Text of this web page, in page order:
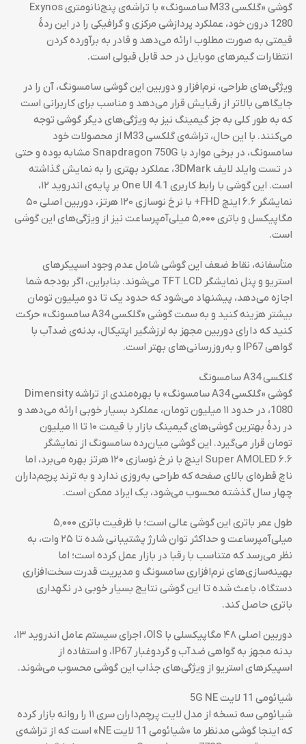
گوشی «گلکسی M33 سامسونگ» با تراشه‌ی پنج‌نانومتری Exynos
1280 درون خود، عملکرد پردازشی مرکزی و گرافیکی را در این ردهٔ
قیمتی به صورت مطلوب ارائه می‌دهد و قادر به برآورده کردن
انتظارات گیمرهای موبایل در حد قابل قبولی است.
ویژگی‌های طراحی، نرم‌افزار و دوربین این گوشی سامسونگ، آن را در
جایگاهی بالاتر از رقبایش قرار می‌دهد و مناسب برای کاربرانی است
که به طور کلی به جز گیمینگ نیز به ویژگی‌های دیگر گوشی توجه
می‌کنند. با این حال، تراشه‌ی گلکسی M33 از محصولات خود
سامسونگ، در برخی موارد با Snapdragon 750G مشابه بوده و حتی
در تست وایلد لایف 3DMark، عملکرد بهتری را به نمایش گذاشته
است. این گوشی با رابط کاربری One UI 4.1 بر پایه‌ی اندروید ۱۲،
نمایشگر ۶.۶ اینچ FHD+ با نرخ نوسازی ۱۲۰ هرتز، دوربین اصلی ۵۰
مگاپیکسل و باتری ۵٬۰۰۰ میلی‌آمپرساعت نیز از ویژگی‌های این گوشی
است.
متأسفانه، نقاط ضعف این گوشی شامل عدم وجود اسپیکرهای
استریو و پنل نمایشگر TFT LCD می‌شوند. بنابراین، اگر بودجه شما
اجازه می‌دهد، پیشنهاد می‌شود که حدود یک تا دو میلیون تومان
بیشتر هزینه کنید و به سمت گوشی «گلکسی A34 سامسونگ» حرکت
کنید که دارای دوربین مجهز به لرزشگیر اپتیکال، بدنه‌ی ضدآب با
گواهی IP67 و به‌روزرسانی‌های بهتر است.
گلکسی A34‌ سامسونگ
گوشی «گلکسی A34 سامسونگ» با بهره‌مندی از تراشه Dimensity
1080، در حدود ۱۱ میلیون تومان، عملکرد بسیار خوبی ارائه می‌دهد و
در ردهٔ بهترین گوشی‌های گیمینگ بازار با قیمت ۱۰ تا ۱۱ میلیون
تومان قرار می‌گیرد. این گوشی میان‌رده سامسونگ از نمایشگر
Super AMOLED ۶.۶ اینچ با نرخ نوسازی ۱۲۰ هرتز بهره می‌برد، اما
ناچ قطره‌ای بالای صفحه که طراحی به‌روزی ندارد و به ترند پرچم‌داران
چهار سال گذشته محسوب می‌شود، یک ایراد ممکن است.
طول عمر باتری این گوشی عالی است؛ با ظرفیت باتری ۵٬۰۰۰
میلی‌آمپرساعت و حداکثر توان شارژ پشتیبانی شده تا ۲۵ وات، به
نظر می‌رسد که متناسب با رقبا در بازار عمل کرده است؛ اما
بهینه‌سازی‌های نرم‌افزاری سامسونگ و مدیریت قدرت سخت‌افزاری
دستگاه، باعث شده تا این گوشی نتایج بسیار خوبی در نگهداری
باتری حاصل کند.
دوربین اصلی ۴۸ مگاپیکسلی با OIS، اجرای سیستم عامل اندروید ۱۳،
بدنه مجهز به گواهی ضدآب و گردوغبار IP67، و استفاده از
اسپیکرهای استریو از ویژگی‌های جذاب این گوشی محسوب می‌شوند.
شیائومی 11 لایت 5G NE
شیائومی سه نسخه از مدل لایت پرچم‌داران سری ۱۱ را روانه بازار کرده
که اینجا گوشی مدنظر ما «شیائومی 11 لایت NE» است که از تراشه‌ی